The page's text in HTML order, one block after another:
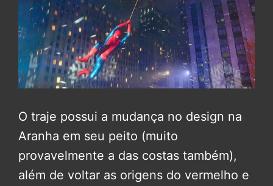
O traje possui a mudança no design na
Aranha em seu peito (muito
provavelmente a das costas também),
além de voltar as origens do vermelho e